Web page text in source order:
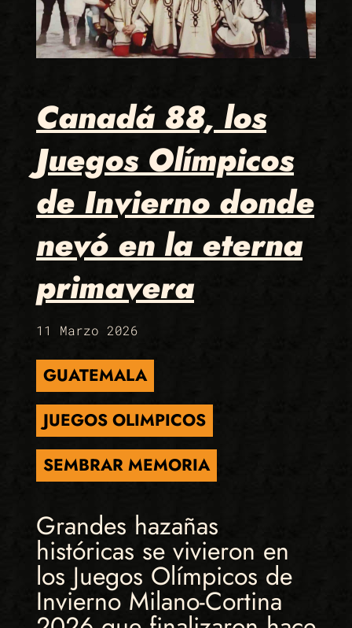
Canadá 88, los
Juegos Olímpicos
de Invierno donde
nevó en la eterna
primavera
11 Marzo 2026
GUATEMALA
JUEGOS OLIMPICOS
SEMBRAR MEMORIA
Grandes hazañas
históricas se vivieron en
los Juegos Olímpicos de
Invierno Milano-Cortina